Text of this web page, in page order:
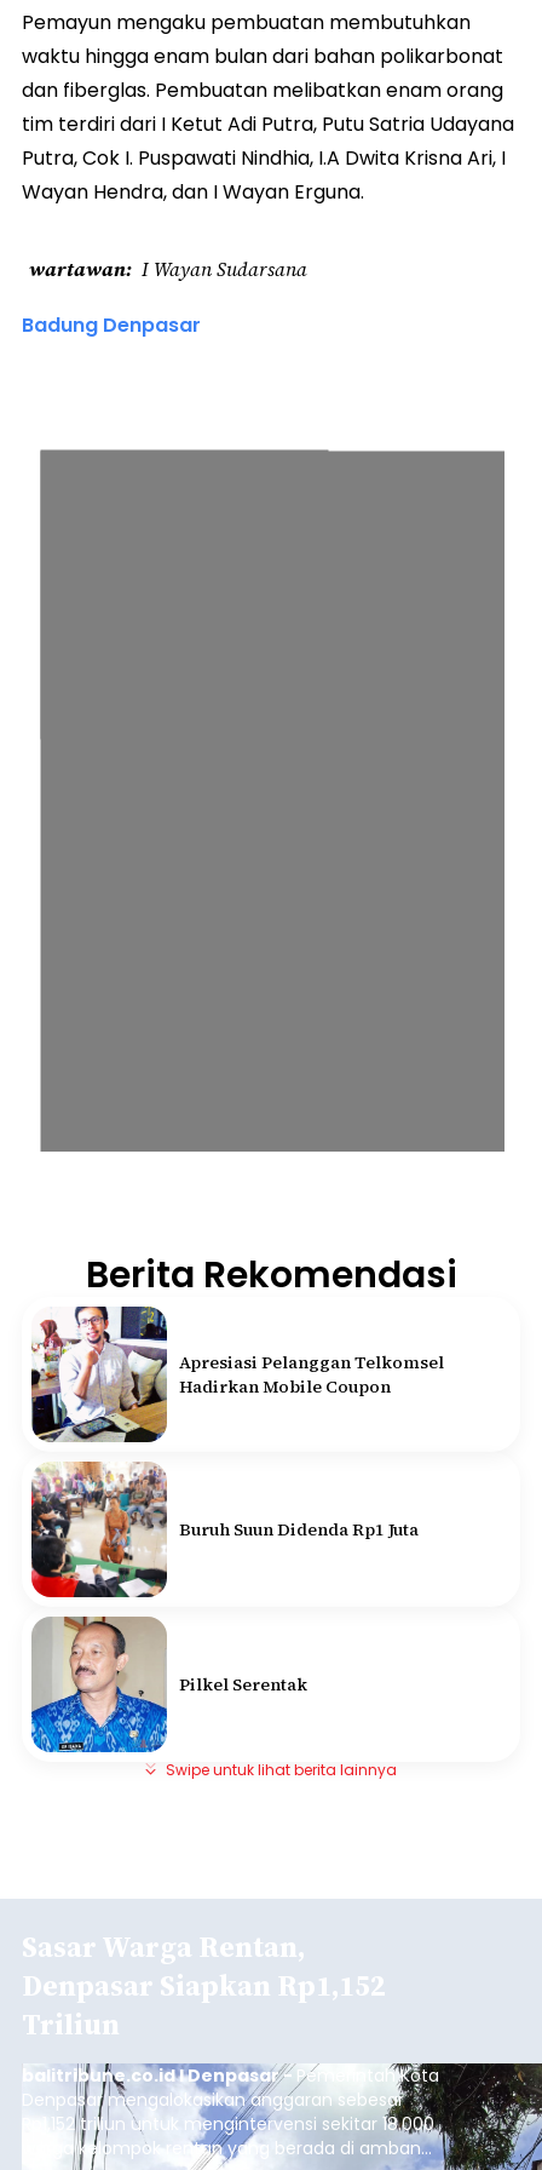
Pemayun mengaku pembuatan membutuhkan
waktu hingga enam bulan dari bahan polikarbonat
dan fiberglas. Pembuatan melibatkan enam orang
tim terdiri dari I Ketut Adi Putra, Putu Satria Udayana
Putra, Cok I. Puspawati Nindhia, I.A Dwita Krisna Ari, I
Wayan Hendra, dan I Wayan Erguna.
wartawan I Wayan Sudarsana
Badung Denpasar
Berita Rekomendasi
Apresiasi Pelanggan Telkomsel
Hadirkan Mobile Coupon
Buruh Suun Didenda Rp1 Juta
Pilkel Serentak
Swipe untuk lihat berita lainnya
Sasar Warga Rentan,
Denpasar Siapkan Rp1,152
Triliun
balitribune.co.id I Denpasar - Pemerintah Kota
Denpasar mengalokasikan anggaran sebesar
Rp1,152 triliun untuk mengintervensi sekitar 18.000
warga kelompok rentan yang berada di ambang